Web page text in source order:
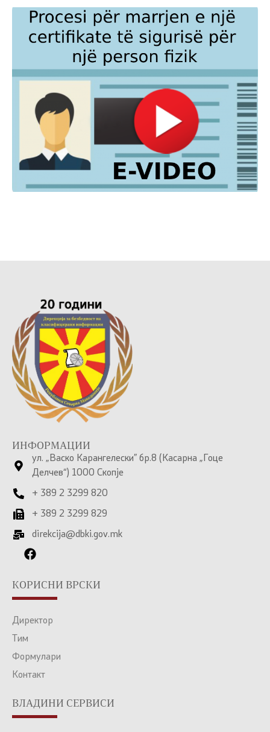
ИНФОРМАЦИИ
ул. „Васко Карангелески” бр.8 (Касарна „Гоце
Делчев“) 1000 Скопје
+ 389 2 3299 820
+ 389 2 3299 829
direkcija@dbki.gov.mk
КОРИСНИ ВРСКИ
Директор
Тим
Формулари
Контакт
ВЛАДИНИ СЕРВИСИ